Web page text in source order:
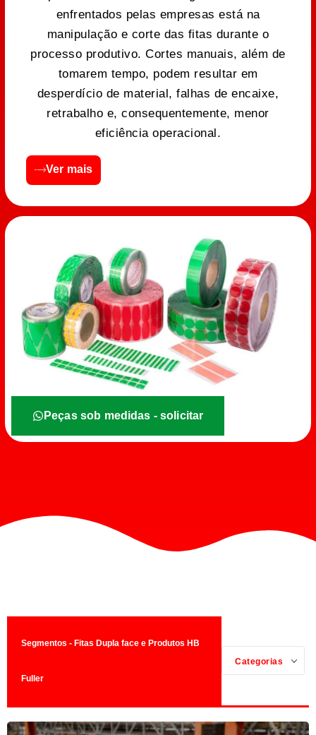
enfrentados pelas empresas está na
manipulação e corte das fitas durante o
processo produtivo. Cortes manuais, além de
tomarem tempo, podem resultar em
desperdício de material, falhas de encaixe,
retrabalho e, consequentemente, menor
eficiência operacional.
Ver mais
Peças sob medidas - solicitar
Segmentos - Fitas Dupla face e Produtos HB
Fuller
Categorias